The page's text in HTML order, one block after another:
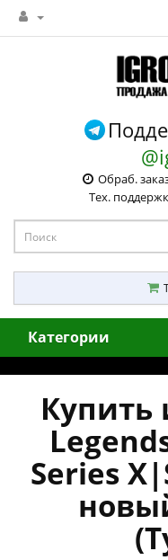
Обраб.
Тех.
Категории
Купить
Series